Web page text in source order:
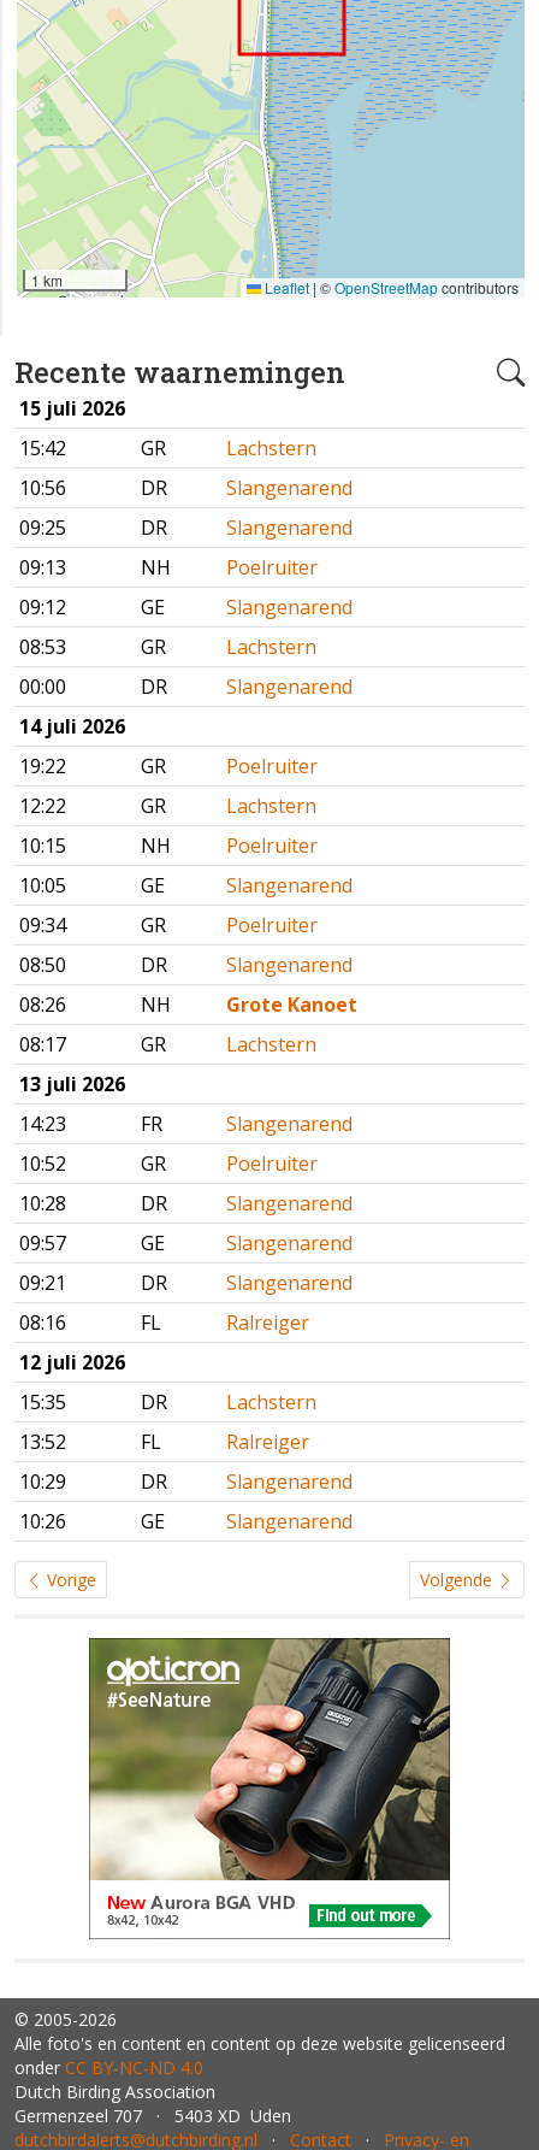
Recente waarnemingen
15 juli 2026
15:42
GR
Lachstern
10:56
DR
Slangenarend
09:25
DR
Slangenarend
09:13
NH
Poelruiter
09:12
GE
Slangenarend
08:53
GR
Lachstern
00:00
DR
Slangenarend
14 juli 2026
19:22
GR
Poelruiter
12:22
GR
Lachstern
10:15
NH
Poelruiter
10:05
GE
Slangenarend
09:34
GR
Poelruiter
08:50
DR
Slangenarend
08:26
NH
Grote Kanoet
08:17
GR
Lachstern
13 juli 2026
14:23
FR
Slangenarend
10:52
GR
Poelruiter
10:28
DR
Slangenarend
09:57
GE
Slangenarend
09:21
DR
Slangenarend
08:16
FL
Ralreiger
12 juli 2026
15:35
DR
Lachstern
13:52
FL
Ralreiger
10:29
DR
Slangenarend
10:26
GE Slangenarend
Vorige Volgende
1 km Leaflet | ©OpenStreetMapcontributors
© 2005-2026
Alle foto's en content en content op deze website gelicenseerd
onder CC BY‑NC‑ND 4.0
Dutch Birding Association
Germenzeel 707 · 5403 XD Uden
dutchbirdalerts@dutchbirding.nl · Contact · Privacy- en